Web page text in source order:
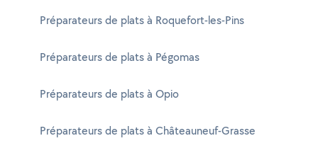
Préparateurs de plats à Roquefort-les-Pins
Préparateurs de plats à Pégomas
Préparateurs de plats à Opio
Préparateurs de plats à Châteauneuf-Grasse